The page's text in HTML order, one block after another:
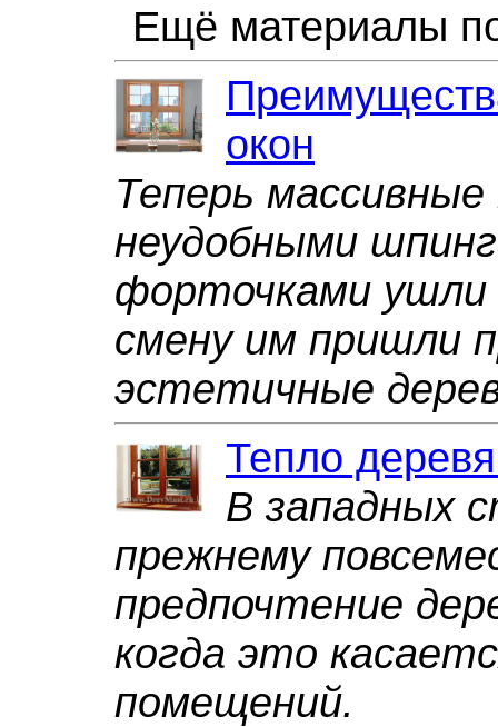
Ещё материалы
окон
Теперь
неудобными
форточками
смену им пришли
эстетичные
Тепло
В западных
прежнему
предпочтение
когда это
помещений.